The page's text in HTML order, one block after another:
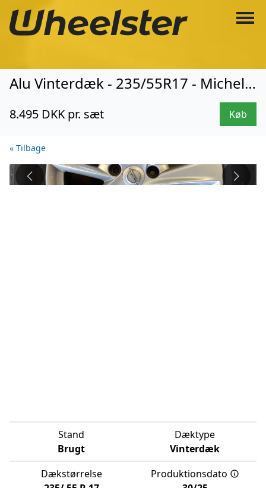
Alu Vinterdæk - 235/55R17 - Michelin (3479)
8.495 DKK pr. sæt Køb
« Tilbage
Stand
Brugt
Dæktype
Vinterdæk
Dækstørrelse
Produktionsdato